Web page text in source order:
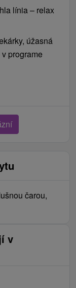
línia – relax
úžasná
programe
čarou,
v